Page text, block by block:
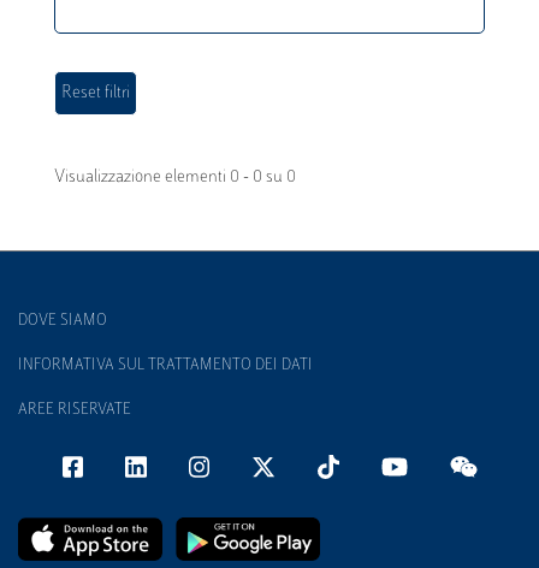
Visualizzazione elementi 0 - 0 su 0
DOVE SIAMO
INFORMATIVA SUL TRATTAMENTO DEI DATI
AREE RISERVATE